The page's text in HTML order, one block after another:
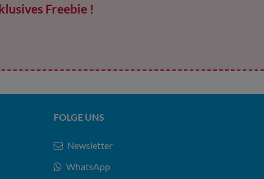
Freebie !
FOLGE UNS
Newsletter
WhatsApp